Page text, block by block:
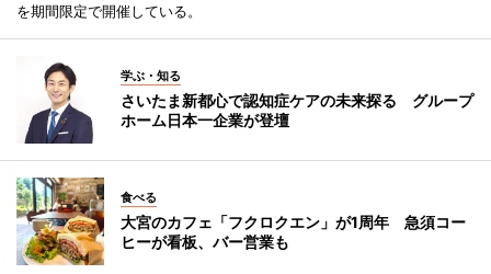
を期間限定で開催している。
学ぶ・知る
さいたま新都心で認知症ケアの未来探る グループ
ホーム日本一企業が登壇
食べる
大宮のカフェ「フクロクエン」が1周年 急須コー
ヒーが看板、バー営業も